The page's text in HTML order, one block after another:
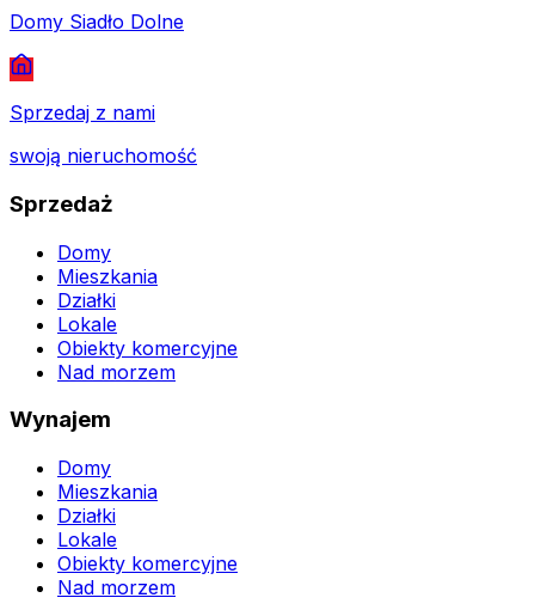
Domy Siadło Dolne
Sprzedaj z nami
swoją nieruchomość
Sprzedaż
Domy
Mieszkania
Działki
Lokale
Obiekty komercyjne
Nad morzem
Wynajem
Domy
Mieszkania
Działki
Lokale
Obiekty komercyjne
Nad morzem